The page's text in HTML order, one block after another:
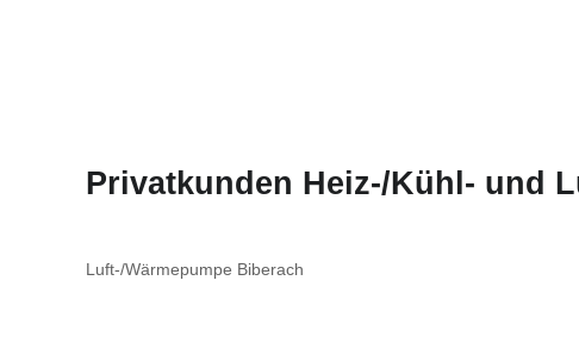
Privatkunden Heiz-/Kühl- und
Luft-/Wärmepumpe Biberach